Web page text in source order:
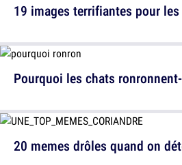
19 images terrifiantes pour
20 memes drôles quand on
Pourquoi les chats